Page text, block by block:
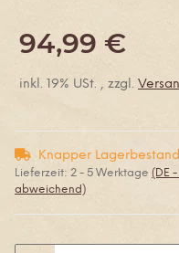
94,99 €
inkl. 19% USt. , zzgl.
Knapper Lagerbestand
Lieferzeit: 2 - 5 Werktage (DE
abweichend)